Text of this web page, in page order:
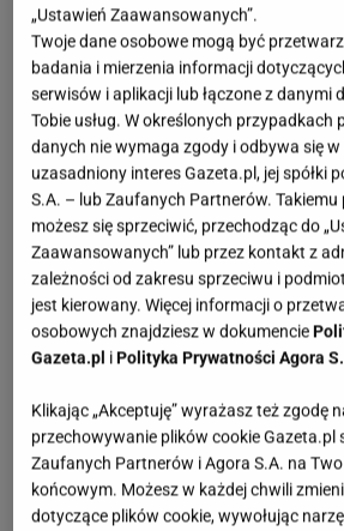
„Ustawień Zaawansowanych”.
Twoje dane osobowe mogą być
badania i mierzenia informacji
serwisów i aplikacji lub łączone z danymi
Tobie usług. W określonych przypadkach
danych nie wymaga zgody i odbywa się
uzasadniony interes Gazeta.pl, jej spółki
S.A. – lub Zaufanych Partnerów.
możesz się sprzeciwić, przechodząc do
Zaawansowanych” lub przez kontakt z
zależności od zakresu sprzeciwu i
jest kierowany. Więcej informacji o
osobowych znajdziesz w dokumencie
Gazeta.pl iPolityka Prywatności Agora
Klikając „Akceptuję” wyrażasz też zgodę
przechowywanie plików cookie Gazeta.pl
Zaufanych Partnerów i Agora S.A. na
końcowym. Możesz w każdej chwili
dotyczące plików cookie, wywołując